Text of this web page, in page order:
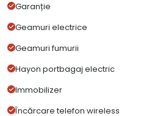
Garanție
Geamuri electrice
Geamuri fumurii
Hayon portbagaj electric
Immobilizer
Încărcare telefon wireless